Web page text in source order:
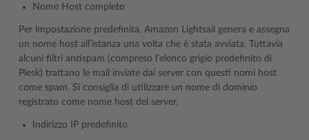
Nome Host completo
Per impostazione predefinita, Amazon Lightsail genera e assegna
un nome host all’istanza una volta che è stata avviata. Tuttavia
alcuni filtri antispam (compreso l’elenco grigio predefinito di
Plesk) trattano le mail inviate dai server con questi nomi host
come spam. Si consiglia di utilizzare un nome di dominio
registrato come nome host del server.
Indirizzo IP predefinito